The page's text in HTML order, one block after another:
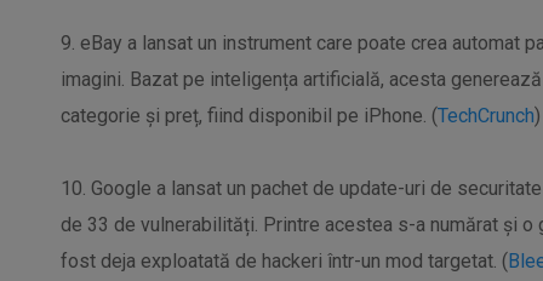
9. eBay a lansat un instrument care poate crea automat
imagini. Bazat pe inteligența artificială, acesta
categorie și preț, fiind disponibil pe iPhone. (TechCrunch)
10. Google a lansat un pachet de update-uri de
de 33 de vulnerabilități. Printre acestea s-a numărat și o
fost deja exploatată de hackeri într-un mod targetat. (